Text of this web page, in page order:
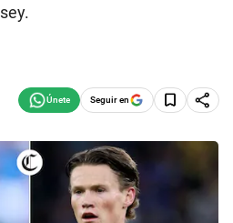
Seguir en